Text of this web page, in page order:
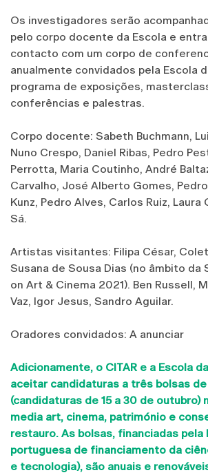
Os investigadores serão
pelo corpo docente da Escola e
contacto com um corpo de
anualmente convidados pela Escola
programa de exposições,
conferências e palestras.
Corpo docente: Sabeth Buchmann,
Nuno Crespo, Daniel Ribas, Pedro
Perrotta, Maria Coutinho, André
Carvalho, José Alberto Gomes,
Kunz, Pedro Alves, Carlos Ruiz,
Sá.
Artistas visitantes: Filipa César,
Susana de Sousa Dias (no âmbito da
on Art & Cinema 2021). Ben Russell,
Vaz, Igor Jesus, Sandro Aguilar.
Oradores convidados: A anunciar
Adicionamente, o CITAR e a Escola
aceitar candidaturas a três bolsas
(candidaturas de 15 a 30 de outubro)
media art, cinema, património e
restauro. As bolsas, financiadas pela
portuguesa de financiamento da
e tecnologia), são anuais e